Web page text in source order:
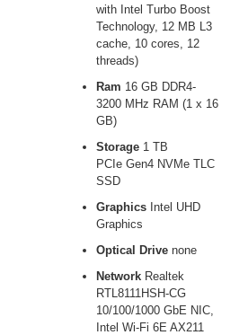
with Intel Turbo Boost
Technology, 12 MB L3
cache, 10 cores, 12
threads)
Ram 16 GB DDR4-
3200 MHz RAM (1 x 16
GB)
Storage 1 TB
PCIe Gen4 NVMe TLC
SSD
Graphics Intel UHD
Graphics
Optical Drive none
Network Realtek
RTL8111HSH-CG
10/100/1000 GbE NIC,
Intel Wi-Fi 6E AX211